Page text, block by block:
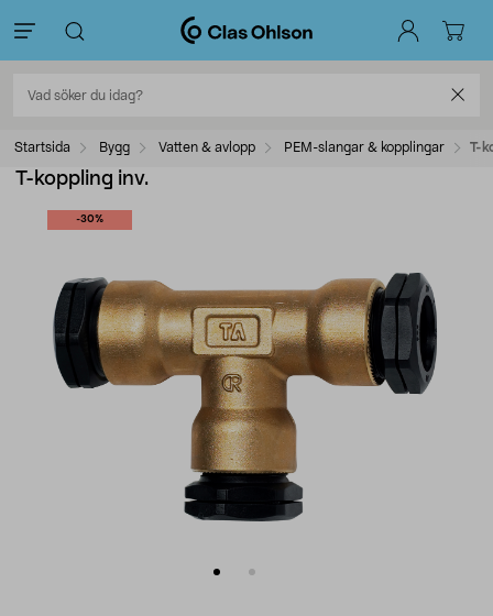
Startsida Bygg Vatten & avlopp PEM-slangar & kopplingar T-
T-koppling inv.
-30%